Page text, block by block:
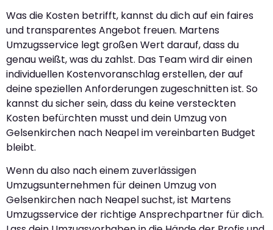
Was die Kosten betrifft, kannst du dich auf ein faires
und transparentes Angebot freuen. Martens
Umzugsservice legt großen Wert darauf, dass du
genau weißt, was du zahlst. Das Team wird dir einen
individuellen Kostenvoranschlag erstellen, der auf
deine speziellen Anforderungen zugeschnitten ist. So
kannst du sicher sein, dass du keine versteckten
Kosten befürchten musst und dein Umzug von
Gelsenkirchen nach Neapel im vereinbarten Budget
bleibt.
Wenn du also nach einem zuverlässigen
Umzugsunternehmen für deinen Umzug von
Gelsenkirchen nach Neapel suchst, ist Martens
Umzugsservice der richtige Ansprechpartner für dich.